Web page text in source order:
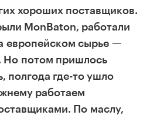
хороших поставщиков.
MonBaton, работали
европейском сырье —
Но потом пришлось
полгода где-то ушло
работаем
По маслу,